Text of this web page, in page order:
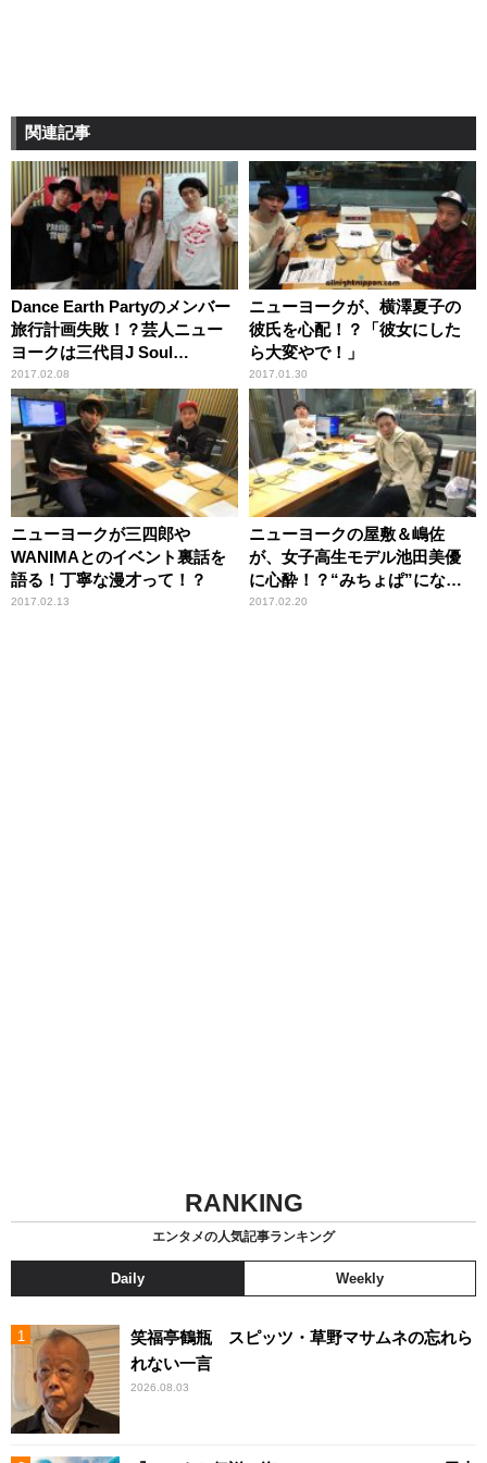
関連記事
Dance Earth Partyのメンバー
旅行計画失敗！？芸人ニュー
ヨークは三代目J Soul
Brothers山下健二郎の人柄に
感動！
2017.02.08
ニューヨークが、横澤夏子の
彼氏を心配！？「彼女にした
ら大変やで！」
2017.01.30
ニューヨークが三四郎や
WANIMAとのイベント裏話を
語る！丁寧な漫才って！？
2017.02.13
ニューヨークの屋敷＆嶋佐
が、女子高生モデル池田美優
に心酔！？“みちょぱ”になり
たい！！
2017.02.20
RANKING
エンタメの人気記事ランキング
Daily Weekly
笑福亭鶴瓶 スピッツ・草野マサムネの忘れら
れない一言
2026.08.03